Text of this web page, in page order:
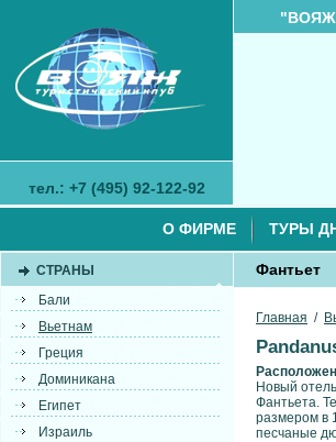
тел.: +7 (495) 92-122-92
"ВОЯЖ
О ФИРМЕ ТУРЫ
СТРАНЫ
Бали
Вьетнам
Греция
Доминикана
Египет
Израиль
Фантьет
Главная /
Новый
Фантьета.
размером в
песчаные